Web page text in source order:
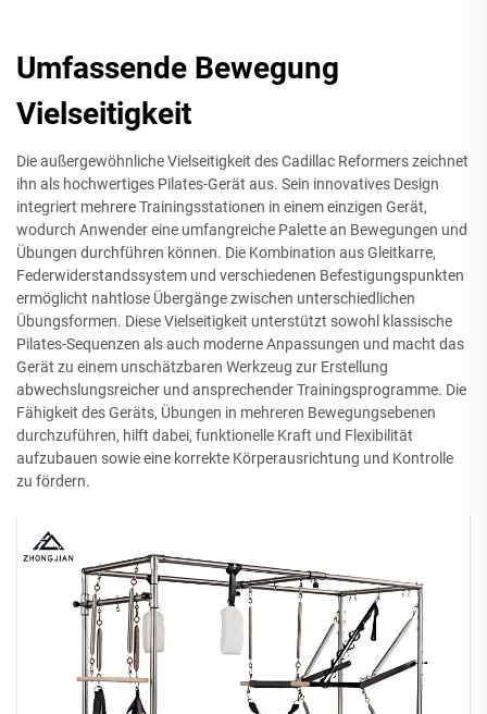
Umfassende Bewegung
Vielseitigkeit
Die außergewöhnliche Vielseitigkeit des Cadillac Reformers zeichnet
ihn als hochwertiges Pilates-Gerät aus. Sein innovatives Design
integriert mehrere Trainingsstationen in einem einzigen Gerät,
wodurch Anwender eine umfangreiche Palette an Bewegungen und
Übungen durchführen können. Die Kombination aus Gleitkarre,
Federwiderstandssystem und verschiedenen Befestigungspunkten
ermöglicht nahtlose Übergänge zwischen unterschiedlichen
Übungsformen. Diese Vielseitigkeit unterstützt sowohl klassische
Pilates-Sequenzen als auch moderne Anpassungen und macht das
Gerät zu einem unschätzbaren Werkzeug zur Erstellung
abwechslungsreicher und ansprechender Trainingsprogramme. Die
Fähigkeit des Geräts, Übungen in mehreren Bewegungsebenen
durchzuführen, hilft dabei, funktionelle Kraft und Flexibilität
aufzubauen sowie eine korrekte Körperausrichtung und Kontrolle
zu fördern.